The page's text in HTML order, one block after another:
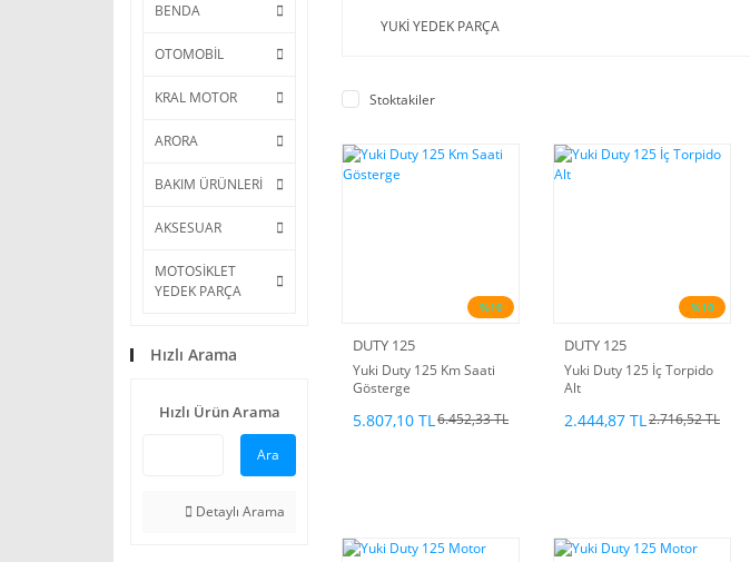
BENDA
OTOMOBİL
KRAL MOTOR
ARORA
BAKIM ÜRÜNLERİ
AKSESUAR
MOTOSİKLET
YEDEK PARÇA
Hızlı Arama
Hızlı Ürün Arama
Ara
Detaylı Arama
YUKİ YEDEK PARÇA
Stoktakiler
%10
DUTY 125
Yuki Duty 125 Km Saati
Gösterge
5.807,10 TL 6.452,33 TL
%10
DUTY 125
Yuki Duty 125 İç Torpido
Alt
2.444,87 TL 2.716,52 TL